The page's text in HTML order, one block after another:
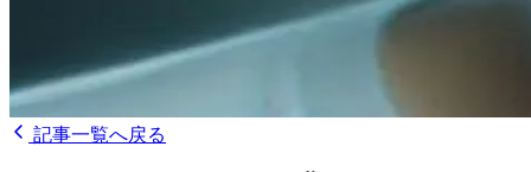
記事一覧へ戻る